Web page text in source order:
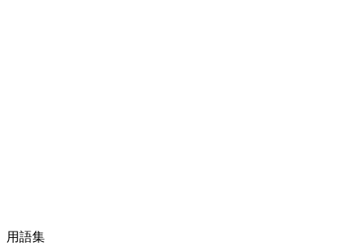
用語集